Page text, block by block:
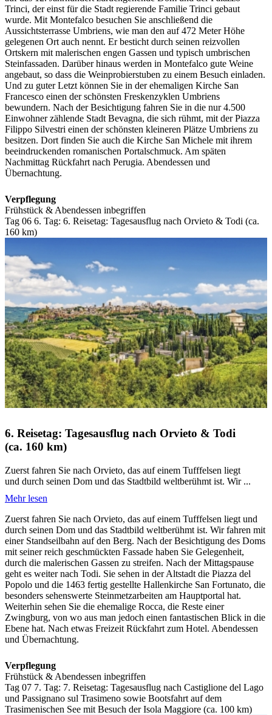
Trinci, der einst für die Stadt regierende Familie Trinci gebaut
wurde. Mit Montefalco besuchen Sie anschließend die
Aussichtsterrasse Umbriens, wie man den auf 472 Meter Höhe
gelegenen Ort auch nennt. Er besticht durch seinen reizvollen
Ortskern mit malerischen engen Gassen und typisch umbrischen
Steinfassaden. Darüber hinaus werden in Montefalco gute Weine
angebaut, so dass die Weinprobierstuben zu einem Besuch einladen.
Und zu guter Letzt können Sie in der ehemaligen Kirche San
Francesco einen der schönsten Freskenzyklen Umbriens
bewundern. Nach der Besichtigung fahren Sie in die nur 4.500
Einwohner zählende Stadt Bevagna, die sich rühmt, mit der Piazza
Filippo Silvestri einen der schönsten kleineren Plätze Umbriens zu
besitzen. Dort finden Sie auch die Kirche San Michele mit ihrem
beeindruckenden romanischen Portalschmuck. Am späten
Nachmittag Rückfahrt nach Perugia. Abendessen und
Übernachtung.
Verpflegung
Frühstück & Abendessen inbegriffen
Tag 06 6. Tag: 6. Reisetag: Tagesausflug nach Orvieto & Todi (ca.
160 km)
6. Reisetag: Tagesausflug nach Orvieto & Todi
(ca. 160 km)
Zuerst fahren Sie nach Orvieto, das auf einem Tufffelsen liegt
und durch seinen Dom und das Stadtbild weltberühmt ist. Wir ...
Mehr lesen
Zuerst fahren Sie nach Orvieto, das auf einem Tufffelsen liegt und
durch seinen Dom und das Stadtbild weltberühmt ist. Wir fahren mit
einer Standseilbahn auf den Berg. Nach der Besichtigung des Doms
mit seiner reich geschmückten Fassade haben Sie Gelegenheit,
durch die malerischen Gassen zu streifen. Nach der Mittagspause
geht es weiter nach Todi. Sie sehen in der Altstadt die Piazza del
Popolo und die 1463 fertig gestellte Hallenkirche San Fortunato, die
besonders sehenswerte Steinmetzarbeiten am Hauptportal hat.
Weiterhin sehen Sie die ehemalige Rocca, die Reste einer
Zwingburg, von wo aus man jedoch einen fantastischen Blick in die
Ebene hat. Nach etwas Freizeit Rückfahrt zum Hotel. Abendessen
und Übernachtung.
Verpflegung
Frühstück & Abendessen inbegriffen
Tag 07 7. Tag: 7. Reisetag: Tagesausflug nach Castiglione del Lago
und Passignano sul Trasimeno sowie Bootsfahrt auf dem
Trasimenischen See mit Besuch der Isola Maggiore (ca. 100 km)